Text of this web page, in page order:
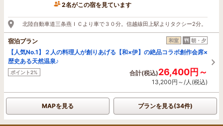
2名がこの宿を見ています
北陸自動車道三条燕ＩＣより車で３０分。信越線田上駅よりタクシー2分。
宿泊プラン 和室 朝・夕
【人気No.1】２人の料理人が創りあげる【和×伊】の絶品コラボ創作会席×
歴史ある天然温泉♪
ポイント2% 合計(税込)26,400円～
13,200円～/人(税込)
MAPを見る プランを見る(34件)